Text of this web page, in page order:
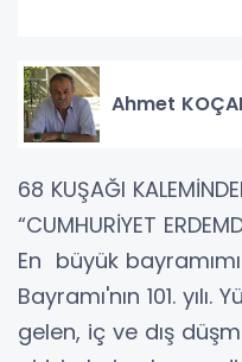
Ahmet
68 KUŞAĞI
“CUMHURİYET
En büyük
Bayramı'nın 101.
gelen, iç ve dış